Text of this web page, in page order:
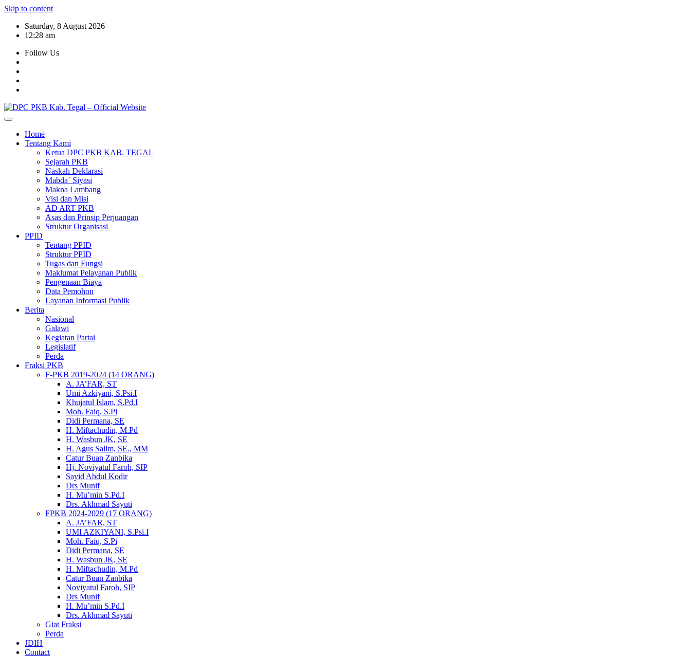
Skip to content
Saturday, 8 August 2026
12:28 am
Follow Us
Home
Tentang Kami
Ketua DPC PKB KAB. TEGAL
Sejarah PKB
Naskah Deklarasi
Mabda` Siyasi
Makna Lambang
Visi dan Misi
AD ART PKB
Asas dan Prinsip Perjuangan
Struktur Organisasi
PPID
Tentang PPID
Struktur PPID
Tugas dan Fungsi
Maklumat Pelayanan Publik
Pengenaan Biaya
Data Pemohon
Layanan Informasi Publik
Berita
Nasional
Galawi
Kegiatan Partai
Legislatif
Perda
Fraksi PKB
F-PKB 2019-2024 (14 ORANG)
A. JA’FAR, ST
Umi Azkiyani, S.Psi.I
Khujatul Islam, S.Pd.I
Moh. Faiq, S.Pi
Didi Permana, SE
H. Miftachudin, M.Pd
H. Wasbun JK, SE
H. Agus Salim, SE., MM
Catur Buan Zanbika
Hj. Noviyatul Faroh, SIP
Sayid Abdul Kodir
Drs Munif
H. Mu’min S.Pd.I
Drs. Akhmad Sayuti
FPKB 2024-2029 (17 ORANG)
A. JA’FAR, ST
UMI AZKIYANI, S.Psi.I
Moh. Faiq, S.Pi
Didi Permana, SE
H. Wasbun JK, SE
H. Miftachudin, M.Pd
Catur Buan Zanbika
Noviyatul Faroh, SIP
Drs Munif
H. Mu’min S.Pd.I
Drs. Akhmad Sayuti
Giat Fraksi
Perda
JDIH
Contact